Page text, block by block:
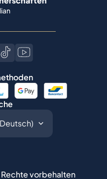
vorbehalten